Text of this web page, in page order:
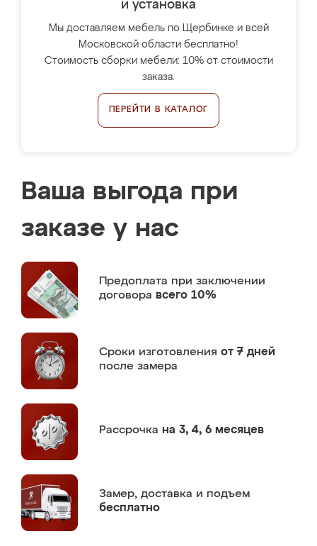
и установка
Мы доставляем мебель по Щербинке и всей
Московской области бесплатно!
Стоимость сборки мебели: 10% от стоимости
заказа.
ПЕРЕЙТИ В КАТАЛОГ
Ваша выгода при
заказе у нас
Предоплата при заключении
договора всего 10%
Сроки изготовления от 7 дней
после замера
Рассрочка на 3, 4, 6 месяцев
Замер, доставка и подъем
бесплатно